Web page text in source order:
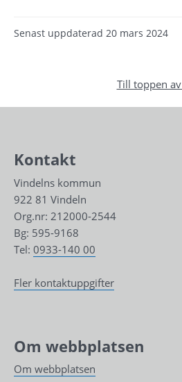
Senast uppdaterad 20 mars 2024
Till toppen
Kontakt
Vindelns kommun
922 81 Vindeln
Org.nr: 212000-2544
Bg: 595-9168
Tel: 0933-140 00
Fler kontaktuppgifter
Om webbplatsen
Om webbplatsen